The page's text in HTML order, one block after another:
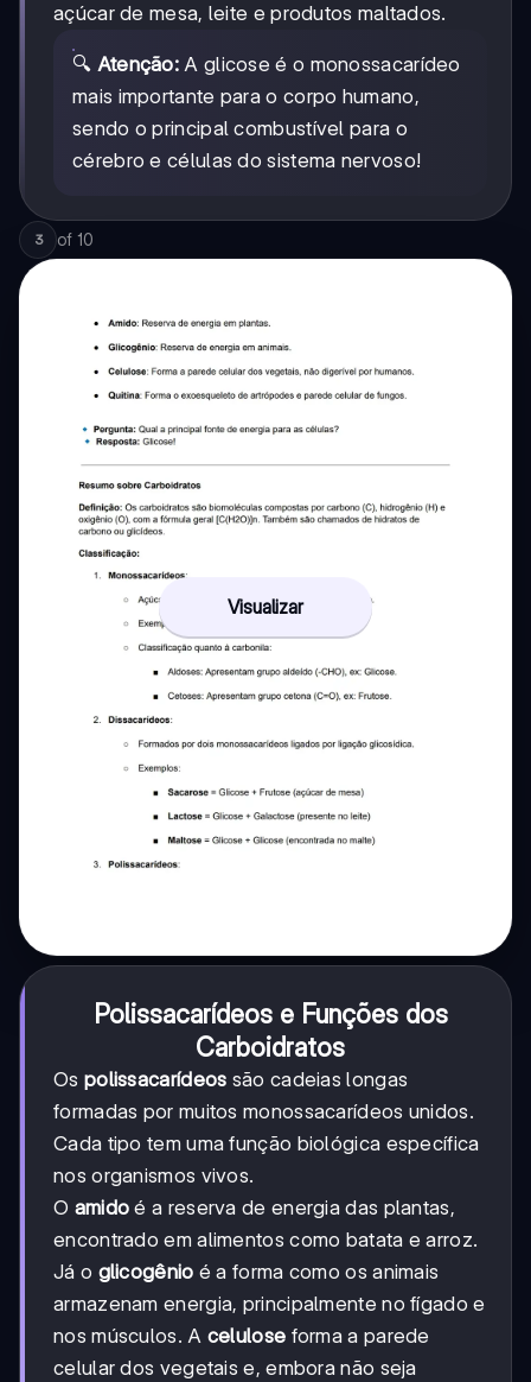
açúcar de mesa, leite e produtos maltados.
🔍 Atenção: A glicose é o monossacarídeo
mais importante para o corpo humano,
sendo o principal combustível para o
cérebro e células do sistema nervoso!
3 of 10
Visualizar
Polissacarídeos e Funções dos
Carboidratos
Os polissacarídeos são cadeias longas
formadas por muitos monossacarídeos unidos.
Cada tipo tem uma função biológica específica
nos organismos vivos.
O amido é a reserva de energia das plantas,
encontrado em alimentos como batata e arroz.
Já o glicogênio é a forma como os animais
armazenam energia, principalmente no fígado e
nos músculos. A celulose forma a parede
celular dos vegetais e, embora não seja